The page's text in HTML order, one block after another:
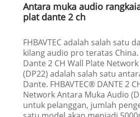
Antara muka audio
plat dante 2 ch
FHBAVTEC adalah salah satu
kilang audio pro teratas China.
Dante 2 CH Wall Plate
(DP22) adalah salah satu
Dante. FHBAVTEC® DANTE 2
Network Antara Muka Audio
untuk pelanggan, jumlah